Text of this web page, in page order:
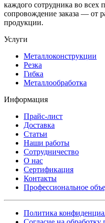
каждого сотрудника во всех
сопровождение заказа — от
продукции.
Услуги
Металлоконструкции
Резка
Гибка
Металлообработка
Информация
Прайс-лист
Доставка
Статьи
Наши работы
Сотрудничество
О нас
Сертификация
Контакты
Профессиональное
Политика